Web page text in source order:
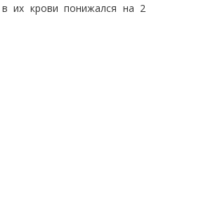
в их крови понижался на 2